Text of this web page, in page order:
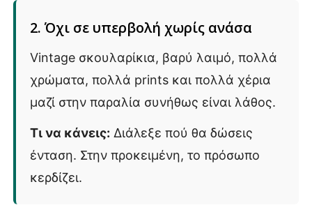
2. Όχι σε υπερβολή χωρίς ανάσα
Vintage σκουλαρίκια, βαρύ λαιμό, πολλά
χρώματα, πολλά prints και πολλά χέρια
μαζί στην παραλία συνήθως είναι λάθος.
Τι να κάνεις: Διάλεξε πού θα δώσεις
ένταση. Στην προκειμένη, το πρόσωπο
κερδίζει.